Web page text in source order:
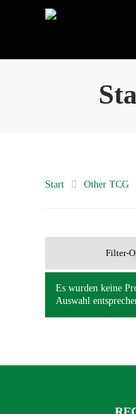
Start Other TCG
Filter-
Es wurden keine
Auswahl